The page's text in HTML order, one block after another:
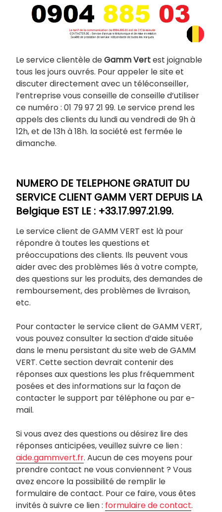
Le service clientèle deGamm Vertest joignable
tous les jours ouvrés. Pour appeler le site et
discuter directement avec un téléconseiller,
l’entreprise vous conseille de conseille d’utiliser
ce numéro : 01 79 97 21 99. Le service prend les
appels des clients du lundi au vendredi de 9h à
12h, et de 13h à 18h. la société est fermée le
dimanche.
NUMERO DE TELEPHONE GRATUIT DU
SERVICE CLIENT GAMM VERT DEPUIS LA
Belgique EST LE : +33.17.997.21.99.
Le service client de GAMM VERT est là pour
répondre à toutes les questions et
préoccupations des clients. Ils peuvent vous
aider avec des problèmes liés à votre compte,
des questions sur les produits, des demandes de
remboursement, des problèmes de livraison,
etc.
Pour contacter le service client de GAMM VERT,
vous pouvez consulter la section d’aide située
dans le menu persistant du site web de GAMM
VERT. Cette section devrait contenir des
réponses aux questions les plus fréquemment
posées et des informations sur la façon de
contacter le support par téléphone ou par e-
mail.
Si vous avez des questions ou désirez lire des
réponses anticipées, veuillez suivre ce lien :
aide.gammvert.fr. Aucun de ces moyens pour
prendre contact ne vous conviennent ? Vous
avez encore la possibilité de remplir le
formulaire de contact. Pour ce faire, vous êtes
invités à suivre ce lien : formulaire de contact.